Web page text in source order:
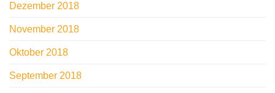
Dezember 2018
November 2018
Oktober 2018
September 2018